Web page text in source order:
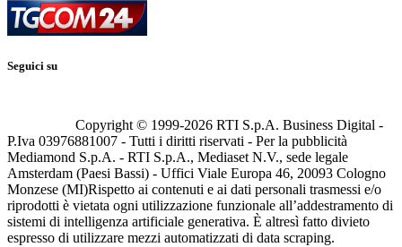
Seguici su
Copyright © 1999-2026 RTI S.p.A. Business Digital -
P.Iva 03976881007 - Tutti i diritti riservati - Per la pubblicità
Mediamond S.p.A. - RTI S.p.A., Mediaset N.V., sede legale
Amsterdam (Paesi Bassi) - Uffici Viale Europa 46, 20093 Cologno
Monzese (MI)Rispetto ai contenuti e ai dati personali trasmessi e/o
riprodotti è vietata ogni utilizzazione funzionale all’addestramento di
sistemi di intelligenza artificiale generativa. È altresì fatto divieto
espresso di utilizzare mezzi automatizzati di data scraping.